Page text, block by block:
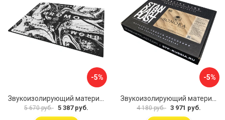
-5%
Звукоизолирующий материал STP Bromo 54253
5 670 руб. 5 387 руб.
-5%
Звукоизолирующий материал STP Sonora 54254
4 180 руб. 3 971 руб.